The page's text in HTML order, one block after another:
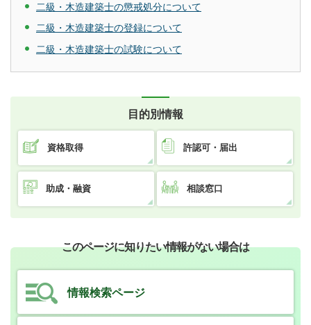
二級・木造建築士の懲戒処分について
二級・木造建築士の登録について
二級・木造建築士の試験について
目的別情報
資格取得 許認可・届出
助成・融資 相談窓口
このページに知りたい情報がない場合は
情報検索ページ